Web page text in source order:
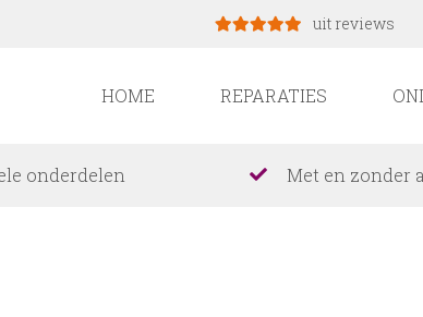
uit reviews
HOME REPARATIES
onderdelen Met en zonder